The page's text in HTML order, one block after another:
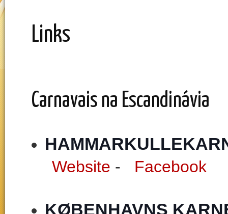
Links
Carnavais na Escandinávia
Website - Facebook
KØBENHAVNS